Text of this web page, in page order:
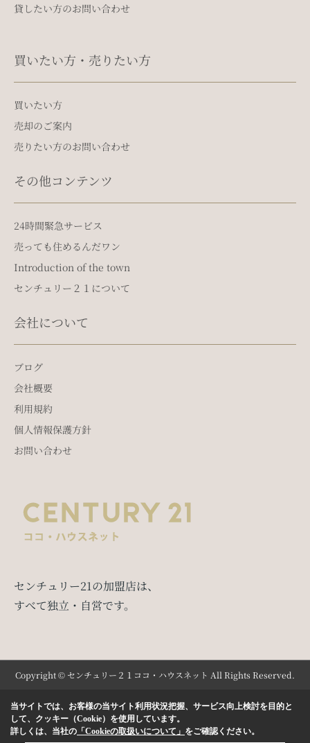
貸したい方のお問い合わせ
買いたい方・売りたい方
買いたい方
売却のご案内
売りたい方のお問い合わせ
その他コンテンツ
24時間緊急サービス
売っても住めるんだワン
Introduction of the town
センチュリー２１について
会社について
ブログ
会社概要
利用規約
個人情報保護方針
お問い合わせ
センチュリー21の加盟店は、
すべて独立・自営です。
Copyright © センチュリー２１ココ・ハウスネット All Rights Reserved.
当サイトでは、お客様の当サイト利用状況把握、サービス向上検討を目的と
して、クッキー（Cookie）を使用しています。
詳しくは、当社の 「Cookieの取扱いについて」 をご確認ください。